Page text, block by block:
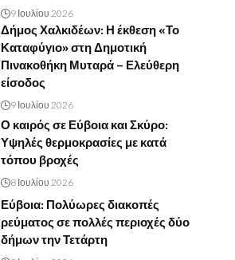
9 Ιουλίου 2026
Δήμος Χαλκιδέων: Η έκθεση «Το
Καταφύγιο» στη Δημοτική
Πινακοθήκη Μυταρά – Ελεύθερη
είσοδος
9 Ιουλίου 2026
Ο καιρός σε Εύβοια και Σκύρο:
Υψηλές θερμοκρασίες με κατά
τόπου βροχές
8 Ιουλίου 2026
Εύβοια: Πολύωρες διακοπές
ρεύματος σε πολλές περιοχές δύο
δήμων την Τετάρτη